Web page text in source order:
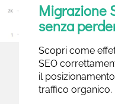
Migrazione
senza
Scopri come
SEO
il
traffico organico.